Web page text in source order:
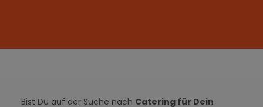
Bist Du auf der Suche nach Catering für Dein